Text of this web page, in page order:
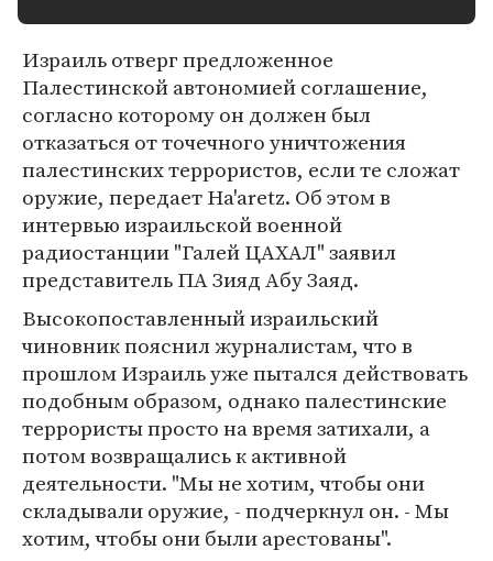
Израиль отверг предложенное
Палестинской автономией соглашение,
согласно которому он должен был
отказаться от точечного уничтожения
палестинских террористов, если те сложат
оружие, передает Ha'aretz. Об этом в
интервью израильской военной
радиостанции "Галей ЦАХАЛ" заявил
представитель ПА Зияд Абу Заяд.
Высокопоставленный израильский
чиновник пояснил журналистам, что в
прошлом Израиль уже пытался действовать
подобным образом, однако палестинские
террористы просто на время затихали, а
потом возвращались к активной
деятельности. "Мы не хотим, чтобы они
складывали оружие, - подчеркнул он. - Мы
хотим, чтобы они были арестованы".